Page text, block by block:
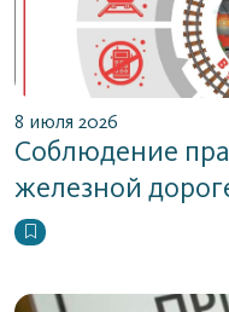
8 июля 2026
Соблюдение
железной